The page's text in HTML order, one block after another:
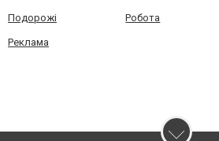
Подорожі Робота
Реклама